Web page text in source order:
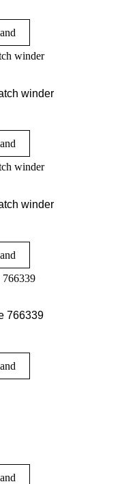
winder
winder
766339